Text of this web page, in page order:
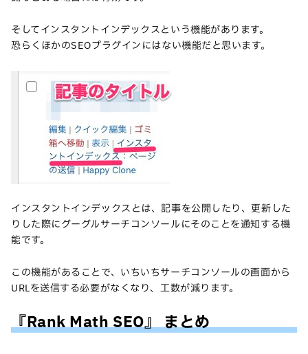
そしてインスタントインデックスという機能があります。
恐らくほかのSEOプラグインにはない機能だと思います。
インスタントインデックスとは、記事を公開したり、更新した
りした際にグーグルサーチコンソールにそのことを通知する機
能です。
この機能があることで、いちいちサーチコンソールの画面から
URLを送信する必要がなくなり、工数が減ります。
『Rank Math SEO』 まとめ